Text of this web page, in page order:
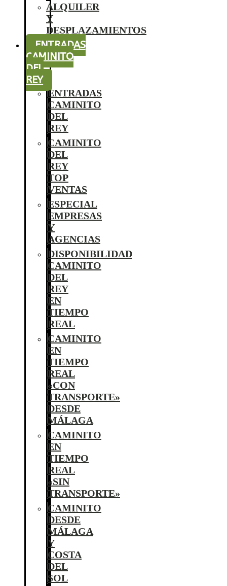
ALQUILER
Y
DESPLAZAMIENTOS
ENTRADAS
CAMINITO
DEL
REY
ENTRADAS
CAMINITO
DEL
REY
CAMINITO
DEL
REY
TOP
VENTAS
ESPECIAL
EMPRESAS
Y
AGENCIAS
DISPONIBILIDAD
CAMINITO
DEL
REY
EN
TIEMPO
REAL
CAMINITO
EN
TIEMPO
REAL
«CON
TRANSPORTE»
DESDE
MÁLAGA
CAMINITO
EN
TIEMPO
REAL
«SIN
TRANSPORTE»
CAMINITO
DESDE
MÁLAGA
Y
COSTA
DEL
SOL